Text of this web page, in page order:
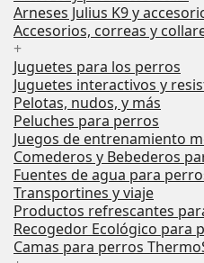
Arneses Julius K9 y
Accesorios, correas y
+
Juguetes para los perros
Juguetes interactivos y
Pelotas, nudos, y más
Peluches para perros
Juegos de entrenamiento
Comederos y Bebederos
Fuentes de agua para
Transportines y viaje
Productos refrescantes
Recogedor Ecológico para
Camas para perros